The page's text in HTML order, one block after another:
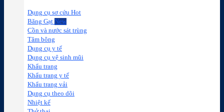
Dụng cụ sơ cứu
Băng Gạt
Cồn và nước sát trùng
Tăm bông
Dụng cụ y tế
Dụng cụ vệ sinh mũi
Khẩu trang
Khẩu trang y tế
Khẩu trang vải
Dụng cụ theo dõi
Nhiệt kế